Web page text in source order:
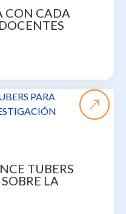
CON CADA
TUBERS
LA